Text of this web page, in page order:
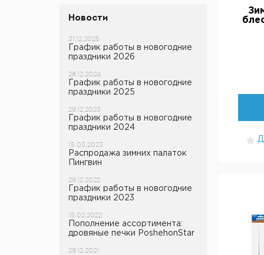
Новости
31.12.2025
График работы в новогодние
праздники 2026
28.12.2024
График работы в новогодние
праздники 2025
29.12.2023
График работы в новогодние
праздники 2024
15.03.2023
Распродажа зимних палаток
Пингвин
29.12.2022
График работы в новогодние
праздники 2023
15.02.2022
Пополнение ассортимента:
дровяные печки PoshehonStar
29.12.2021